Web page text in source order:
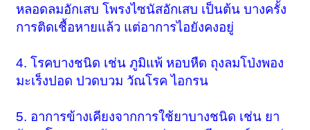
หลอดลมอักเสบ โพรงไซนัสอักเสบ เป็นต้น บางครั้ง
การติดเชื้อหายแล้ว แต่อาการไอยังคงอยู่
4. โรคบางชนิด เช่น ภูมิแพ้ หอบหืด ถุงลมโป่งพอง
มะเร็งปอด ปวดบวม วัณโรค ไอกรน
5. อาการข้างเคียงจากการใช้ยาบางชนิด เช่น ยา